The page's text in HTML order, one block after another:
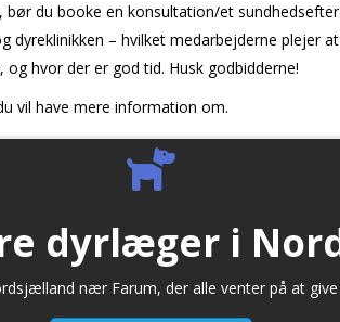
du booke en konsultation/et
– hvilket medarbejderne plejer
hvor der er god tid. Husk godbidderne!
vil have mere information om.
dyrlæger i
nær Farum, der alle venter på at